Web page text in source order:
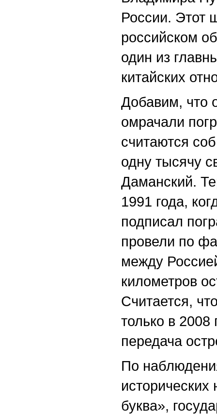
России. Этот
российском
один из
китайских
Добавим, что
омрачали
считаются
одну тысячу
Даманский.
1991 года,
подписал
провели по
между
километров
Считается,
только в 2008
передача
По
буква»,